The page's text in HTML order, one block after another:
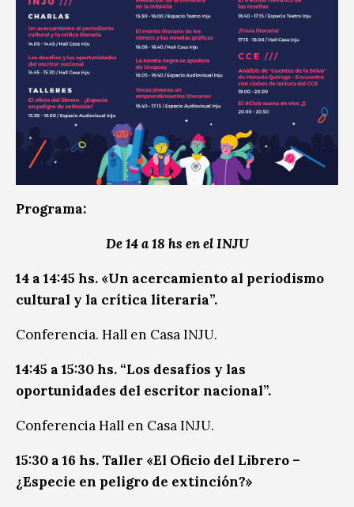
Programa:
De 14 a 18 hs en el INJU
14 a 14:45 hs. «Un acercamiento al periodismo
cultural y la crítica literaria”.
Conferencia. Hall en Casa INJU.
14:45 a 15:30 hs. “Los desafíos y las
oportunidades del escritor nacional”.
ConferenciaHall en Casa INJU.
15:30 a 16 hs. Taller «El Oficio del Librero –
¿Especie en peligro de extinción?»